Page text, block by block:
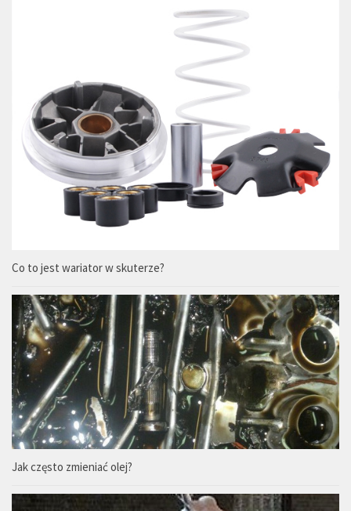
Co to jest wariator w skuterze?
Jak często zmieniać olej?